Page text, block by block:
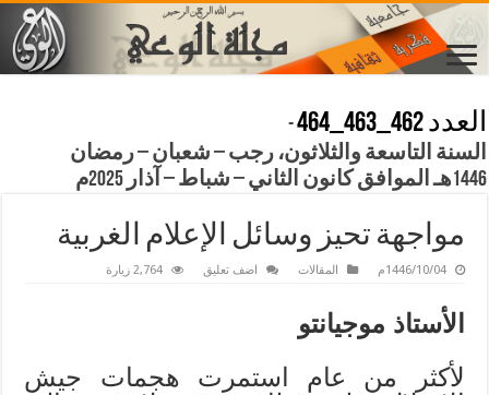
العدد 462_463_464
-
السنة التاسعة والثلاثون، رجب – شعبان – رمضان
1446هـ الموافق كانون الثاني – شباط – آذار 2025م
مواجهة تحيز وسائل الإعلام الغربية
1446/10/04م المقالات اضف تعليق 2,764 زيارة
الأستاذ موجيانتو
لأكثر من عام استمرت هجمات جيش